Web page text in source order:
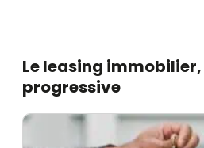
Le leasing
progressive